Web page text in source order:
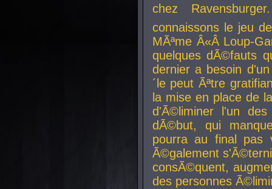
chez
connaissons le jeu
MÃªme Â«Â Loup-
quelques dÃ©fauts
dernier a besoin
´le peut Ãªtre
la mise en place de
d'Ã©liminer l'un
dÃ©but, qui
pourra au final pas
Ã©galement
consÃ©quent,
des personnes